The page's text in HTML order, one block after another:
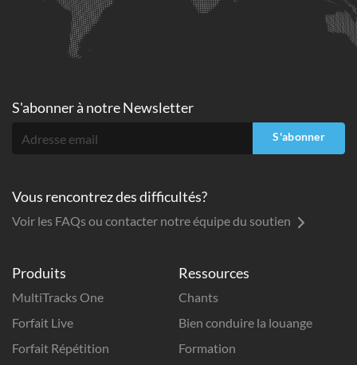
Produits
MultiTracks One
Forfait Live
Forfait Répétition
Ressources
Chants
Bien conduire la louange
Formation
S'abonner à notre Newsletter
S'abonner
Vous rencontrez des difficultés?
Voir les FAQs ou contacter notre équipe du soutien